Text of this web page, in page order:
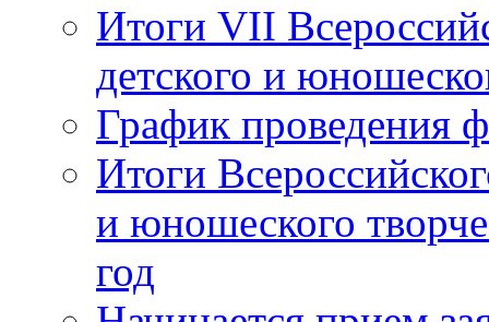
Итоги VII
детского и
График проведения
Итоги
и юношеского
год